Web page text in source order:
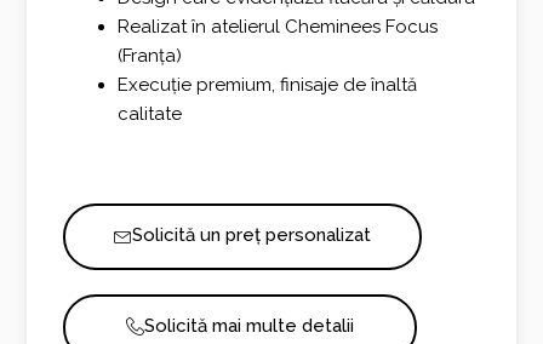
Realizat în atelierul Cheminees Focus
(Franța)
Execuție premium, finisaje de înaltă
calitate
Solicită un preț personalizat
Solicită mai multe detalii